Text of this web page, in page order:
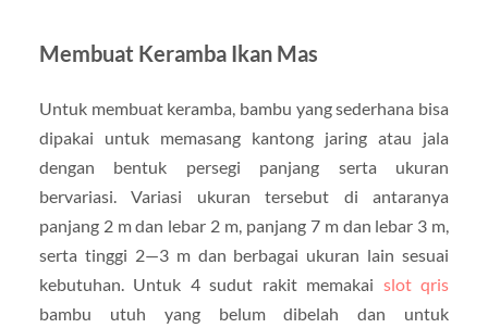
Membuat Keramba Ikan Mas
Untuk membuat keramba, bambu yang sederhana bisa
dipakai untuk memasang kantong jaring atau jala
dengan bentuk persegi panjang serta ukuran
bervariasi. Variasi ukuran tersebut di antaranya
panjang 2 m dan lebar 2 m, panjang 7 m dan lebar 3 m,
serta tinggi 2—3 m dan berbagai ukuran lain sesuai
kebutuhan. Untuk 4 sudut rakit memakai slot qris
bambu utuh yang belum dibelah dan untuk